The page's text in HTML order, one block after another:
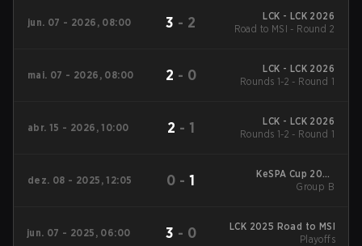
jun. 07 - 2026, 08:00 3 - 2
LCK - LCK 2026
Road to MSI - Round 2
mai. 07 - 2026, 08:00 2 - 0
LCK - LCK 2026
Rounds 1-2 - Round 1
abr. 15 - 2026, 10:00 2 - 1
LCK - LCK 2026
Rounds 1-2 - Round 1
dez. 08 - 2025, 12:05 0 -1
KeSPA Cup 2025
Group B
Group B
jun. 07 - 2025, 06:00 3 - 0
LCK 2025 Road to MSI
Playoffs